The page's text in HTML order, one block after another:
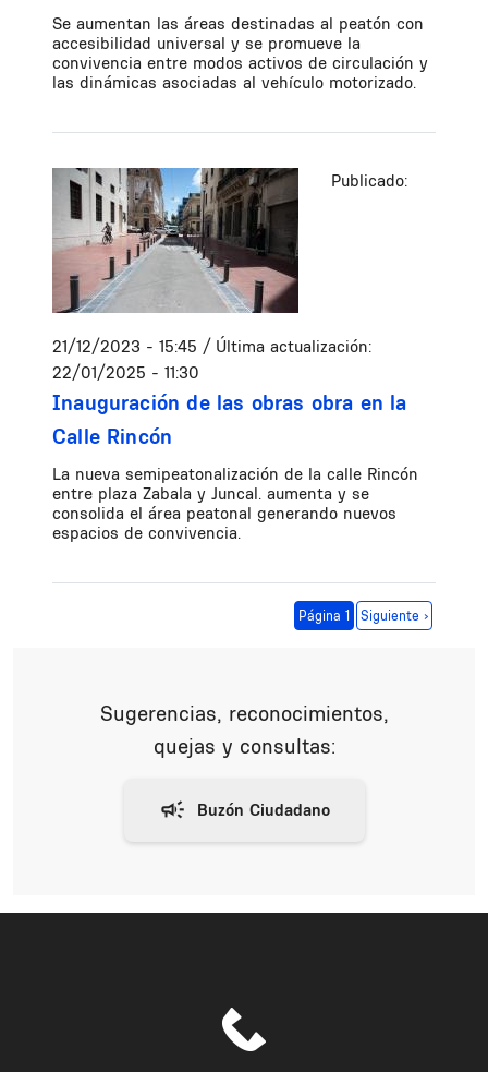
Se aumentan las áreas destinadas al peatón con
accesibilidad universal y se promueve la
convivencia entre modos activos de circulación y
las dinámicas asociadas al vehículo motorizado.
Publicado:
21/12/2023 - 15:45 / Última actualización:
22/01/2025 - 11:30
Inauguración de las obras obra en la
Calle Rincón
La nueva semipeatonalización de la calle Rincón
entre plaza Zabala y Juncal. aumenta y se
consolida el área peatonal generando nuevos
espacios de convivencia.
Página 1 Siguiente página
Siguiente ›
Sugerencias, reconocimientos,
quejas y consultas: